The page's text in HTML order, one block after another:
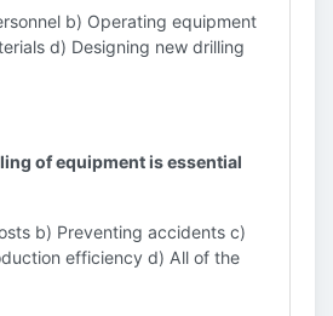
b) Operating equipment
d) Designing new drilling
of equipment is essential
b) Preventing accidents c)
efficiency d) All of the